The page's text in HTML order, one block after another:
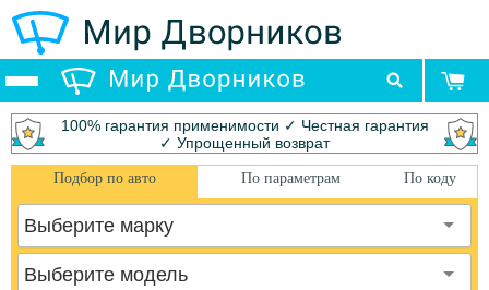
100% гарантия применимости ✓ Честная гарантия
✓ Упрощенный возврат
Подбор по авто По параметрам По коду
Выберите марку
Выберите модель